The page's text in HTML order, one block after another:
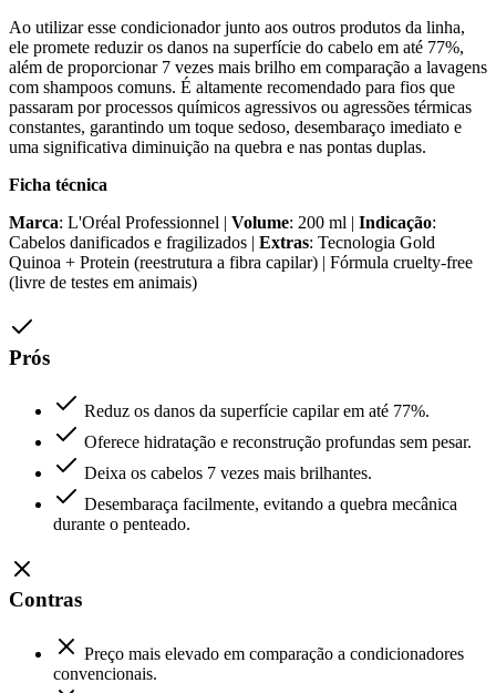
Ao utilizar esse condicionador junto aos outros produtos da linha,
ele promete reduzir os danos na superfície do cabelo em até 77%,
além de proporcionar 7 vezes mais brilho em comparação a lavagens
com shampoos comuns. É altamente recomendado para fios que
passaram por processos químicos agressivos ou agressões térmicas
constantes, garantindo um toque sedoso, desembaraço imediato e
uma significativa diminuição na quebra e nas pontas duplas.
Ficha técnica
Marca: L'Oréal Professionnel | Volume: 200 ml | Indicação:
Cabelos danificados e fragilizados | Extras: Tecnologia Gold
Quinoa + Protein (reestrutura a fibra capilar) | Fórmula cruelty-free
(livre de testes em animais)
Prós
Reduz os danos da superfície capilar em até 77%.
Oferece hidratação e reconstrução profundas sem pesar.
Deixa os cabelos 7 vezes mais brilhantes.
Desembaraça facilmente, evitando a quebra mecânica
durante o penteado.
Contras
Preço mais elevado em comparação a condicionadores
convencionais.